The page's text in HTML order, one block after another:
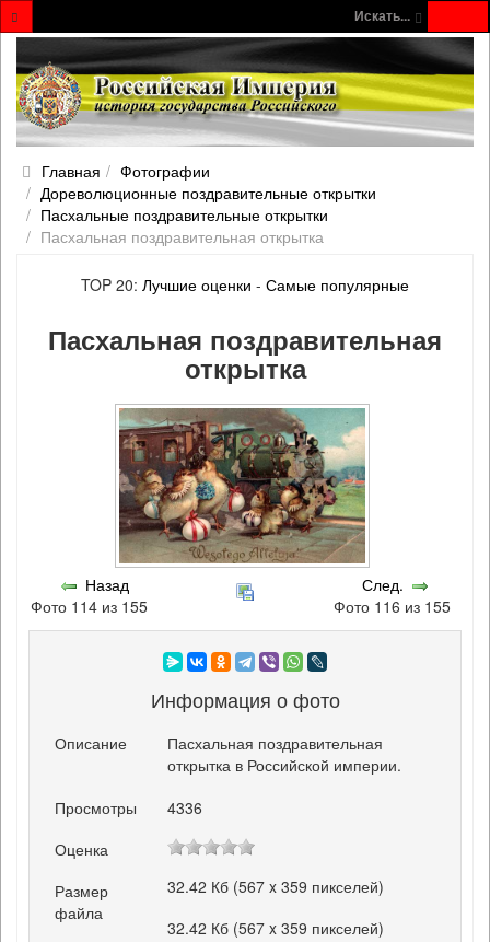
Искать...
Главная
Фотографии
Дореволюционные поздравительные открытки
Пасхальные поздравительные открытки
Пасхальная поздравительная открытка
TOP 20: Лучшие оценки - Самые популярные
Пасхальная поздравительная
открытка
Назад
Фото 114 из 155
След.
Фото 116 из 155
Информация о фото
Описание
Пасхальная поздравительная
открытка в Российской империи.
Просмотры
4336
Оценка
Размер
файла
32.42 Кб (567 x 359 пикселей)
32.42 Кб (567 x 359 пикселей)